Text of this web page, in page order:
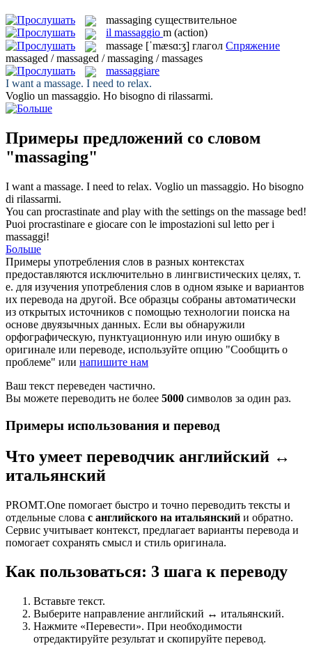
massaging существительное
il massaggio m (action)
massage [ˈmæsɑ:ʒ] глагол Спряжение
massaged / massaged / massaging / massages
massaggiare
I want a massage. I need to relax.
Voglio un massaggio. Ho bisogno di rilassarmi.
Примеры предложений со словом
"massaging"
I want a massage. I need to relax. Voglio un massaggio. Ho bisogno
di rilassarmi.
You can procrastinate and play with the settings on the massage bed!
Puoi procrastinare e giocare con le impostazioni sul letto per i
massaggi!
Больше
Примеры употребления слов в разных контекстах
предоставляются исключительно в лингвистических целях, т.
е. для изучения употребления слов в одном языке и вариантов
их перевода на другой. Все образцы собраны автоматически
из открытых источников с помощью технологии поиска на
основе двуязычных данных. Если вы обнаружили
орфографическую, пунктуационную или иную ошибку в
оригинале или переводе, используйте опцию "Сообщить о
проблеме" или напишите нам
Ваш текст переведен частично.
Вы можете переводить не более 5000 символов за один раз.
Примеры использования и перевод
Что умеет переводчик английский ↔
итальянский
PROMT.One помогает быстро и точно переводить тексты и
отдельные слова с английского на итальянский и обратно.
Сервис учитывает контекст, предлагает варианты перевода и
помогает сохранять смысл и стиль оригинала.
Как пользоваться: 3 шага к переводу
Вставьте текст.
Выберите направление английский ↔ итальянский.
Нажмите «Перевести». При необходимости
отредактируйте результат и скопируйте перевод.